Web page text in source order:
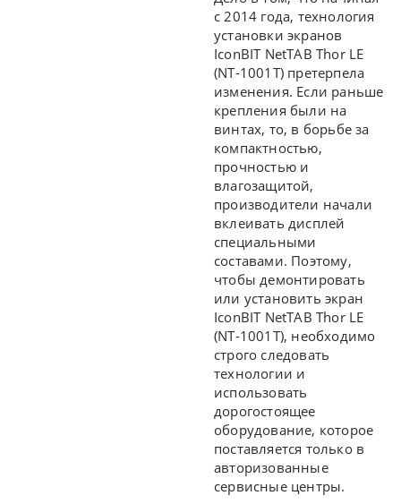
с 2014 года, технология
установки экранов
IconBIT NetTAB Thor LE
(NT-1001T) претерпела
изменения. Если раньше
крепления были на
винтах, то, в борьбе за
компактностью,
прочностью и
влагозащитой,
производители начали
вклеивать дисплей
специальными
составами. Поэтому,
чтобы демонтировать
или установить экран
IconBIT NetTAB Thor LE
(NT-1001T), необходимо
строго следовать
технологии и
использовать
дорогостоящее
оборудование, которое
поставляется только в
авторизованные
сервисные центры.